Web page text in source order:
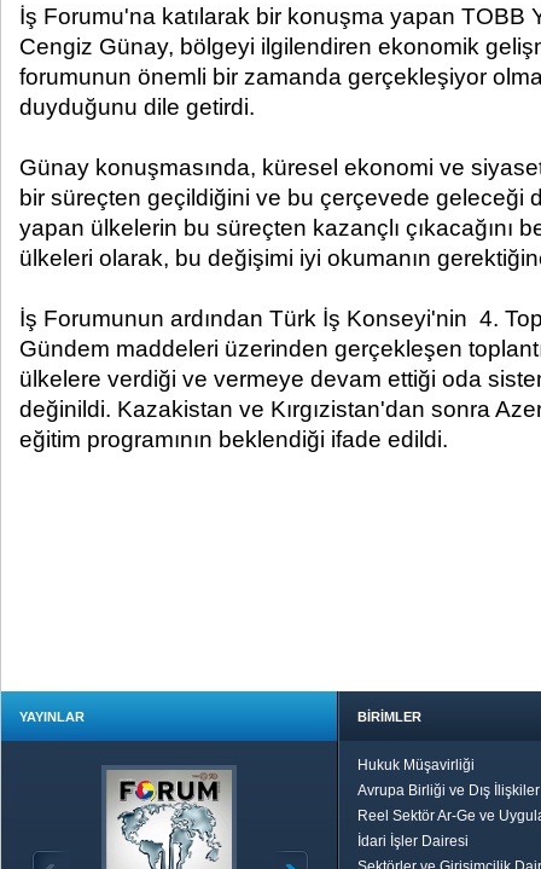
İş Forumu'na katılarak bir konuşma yapan TOBB
Cengiz Günay, bölgeyi ilgilendiren ekonomik
forumunun önemli bir zamanda gerçekleşiyor
duyduğunu dile getirdi.
Günay konuşmasında, küresel ekonomi ve
bir süreçten geçildiğini ve bu çerçevede geleceği
yapan ülkelerin bu süreçten kazançlı çıkacağını
ülkeleri olarak, bu değişimi iyi okumanın
İş Forumunun ardından Türk İş Konseyi'nin 4.
Gündem maddeleri üzerinden gerçekleşen
ülkelere verdiği ve vermeye devam ettiği oda
değinildi. Kazakistan ve Kırgızistan'dan sonra
eğitim programının beklendiği ifade edildi.
YAYINLAR BİRİMLER
Hukuk Müşavirliği
Avrupa Birliği ve Dış
Reel Sektör Ar-Ge ve
İdari İşler Dairesi